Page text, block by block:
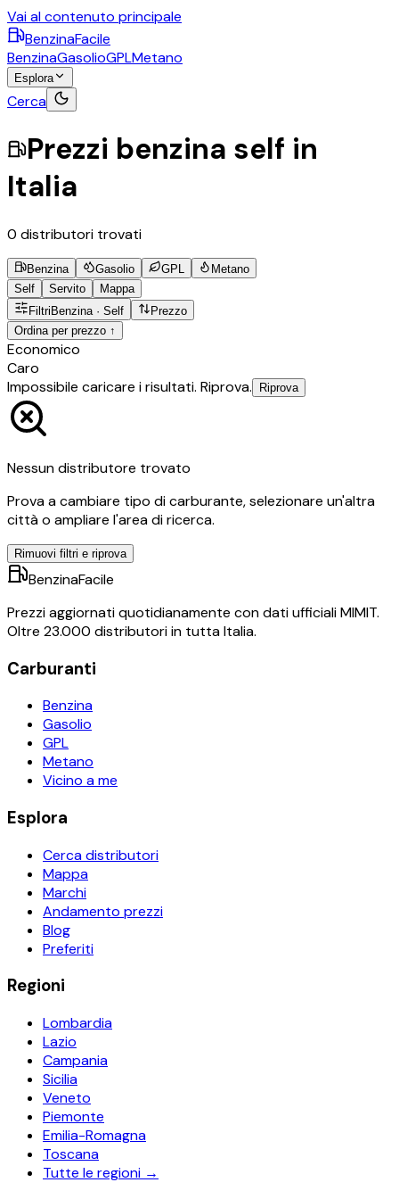
Vai al contenuto principale
BenzinaFacile
BenzinaGasolioGPLMetano
Esplora
Cerca
Prezzi benzina self in
Italia
0 distributori trovati
Benzina Gasolio GPL
Metano
Self
Servito
Mappa
Filtri Benzina · Self
Prezzo
Ordina per prezzo ↑
Economico
Caro
Impossibile caricare i risultati. Riprova.
Riprova
Nessun distributore trovato
Prova a cambiare tipo di carburante, selezionare un'altra
città o ampliare l'area di ricerca.
Rimuovi filtri e riprova
BenzinaFacile
Prezzi aggiornati quotidianamente con dati ufficiali MIMIT.
Oltre 23.000 distributori in tutta Italia.
Carburanti
Benzina
Gasolio
GPL
Metano
Vicino a me
Esplora
Cerca distributori
Mappa
Marchi
Andamento prezzi
Blog
Preferiti
Regioni
Lombardia
Lazio
Campania
Sicilia
Veneto
Piemonte
Emilia-Romagna
Toscana
Tutte le regioni →